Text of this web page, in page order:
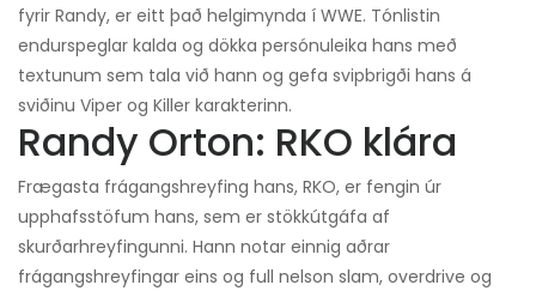
fyrir Randy, er eitt það helgimynda í WWE. Tónlistin
endurspeglar kalda og dökka persónuleika hans með
textunum sem tala við hann og gefa svipbrigði hans á
sviðinu Viper og Killer karakterinn.
Randy Orton: RKO klára
Frægasta frágangshreyfing hans, RKO, er fengin úr
upphafsstöfum hans, sem er stökkútgáfa af
skurðarhreyfingunni. Hann notar einnig aðrar
frágangshreyfingar eins og full nelson slam, overdrive og